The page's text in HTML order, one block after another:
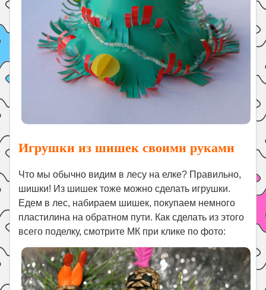
Игрушки из шишек своими руками
Что мы обычно видим в лесу на елке? Правильно,
шишки! Из шишек тоже можно сделать игрушки.
Едем в лес, набираем шишек, покупаем немного
пластилина на обратном пути. Как сделать из этого
всего поделку, смотрите МК при клике по фото: